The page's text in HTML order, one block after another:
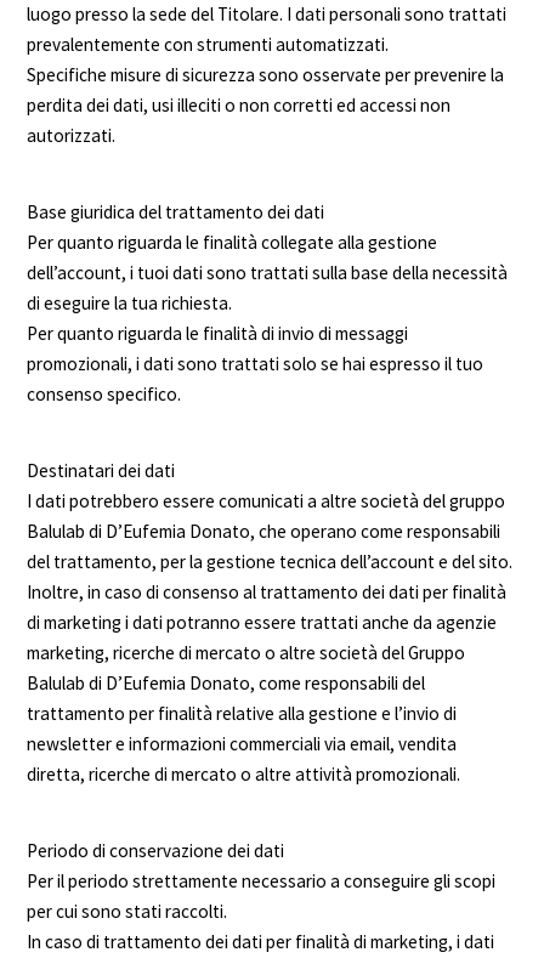
luogo presso la sede del Titolare. I dati personali sono trattati
prevalentemente con strumenti automatizzati.
Specifiche misure di sicurezza sono osservate per prevenire la
perdita dei dati, usi illeciti o non corretti ed accessi non
autorizzati.
Base giuridica del trattamento dei dati
Per quanto riguarda le finalità collegate alla gestione
dell’account, i tuoi dati sono trattati sulla base della necessità
di eseguire la tua richiesta.
Per quanto riguarda le finalità di invio di messaggi
promozionali, i dati sono trattati solo se hai espresso il tuo
consenso specifico.
Destinatari dei dati
I dati potrebbero essere comunicati a altre società del gruppo
Balulab di D’Eufemia Donato, che operano come responsabili
del trattamento, per la gestione tecnica dell’account e del sito.
Inoltre, in caso di consenso al trattamento dei dati per finalità
di marketing i dati potranno essere trattati anche da agenzie
marketing, ricerche di mercato o altre società del Gruppo
Balulab di D’Eufemia Donato, come responsabili del
trattamento per finalità relative alla gestione e l’invio di
newsletter e informazioni commerciali via email, vendita
diretta, ricerche di mercato o altre attività promozionali.
Periodo di conservazione dei dati
Per il periodo strettamente necessario a conseguire gli scopi
per cui sono stati raccolti.
In caso di trattamento dei dati per finalità di marketing, i dati